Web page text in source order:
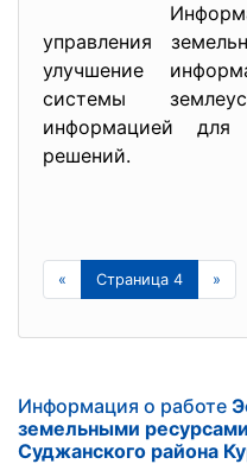
управления
улучшение
системы
информацией для
решений.
« Страница 4 »
Информация о работе
земельными
Суджанского района